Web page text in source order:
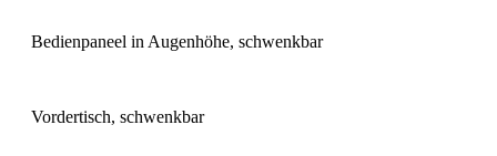
Bedienpaneel in Augenhöhe, schwenkbar
Vordertisch, schwenkbar